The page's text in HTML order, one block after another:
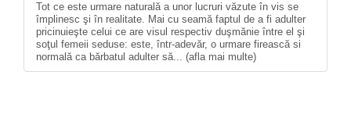
Tot ce este urmare naturală a unor lucruri văzute în vis se
împlinesc şi în realitate. Mai cu seamă faptul de a fi adulter
pricinuieşte celui ce are visul respectiv duşmănie între el şi
soţul femeii seduse: este, într-adevăr, o urmare firească si
normală ca bărbatul adulter să... (afla mai multe)